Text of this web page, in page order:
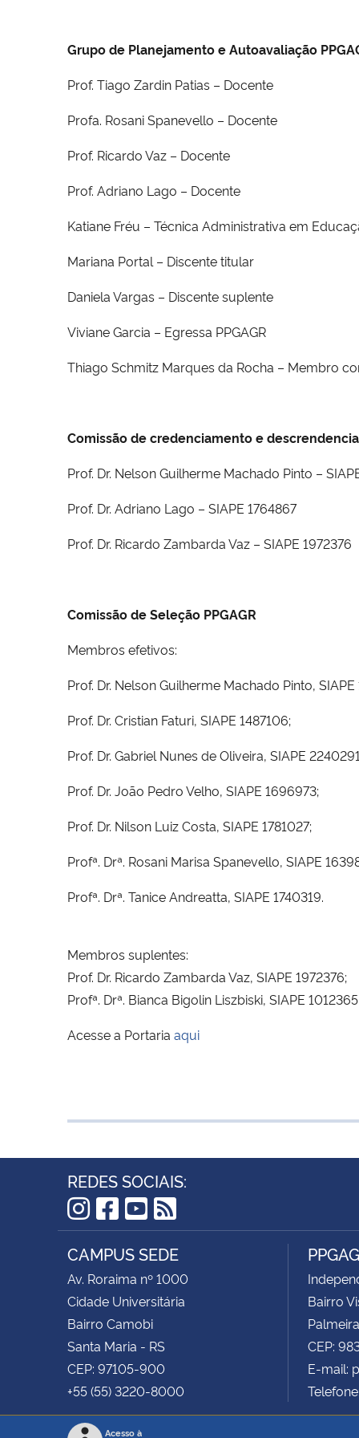
Grupo de Planejamento e Autoavaliação
Prof. Tiago Zardin Patias – Docente
Profa. Rosani Spanevello – Docente
Prof. Ricardo Vaz – Docente
Prof. Adriano Lago – Docente
Katiane Fréu – Técnica Administrativa em
Mariana Portal – Discente titular
Daniela Vargas – Discente suplente
Viviane Garcia – Egressa PPGAGR
Thiago Schmitz Marques da Rocha – Membro
Comissão de credenciamento e
Prof. Dr. Nelson Guilherme Machado Pinto –
Prof. Dr. Adriano Lago – SIAPE 1764867
Prof. Dr. Ricardo Zambarda Vaz – SIAPE 1972376
Comissão de Seleção PPGAGR
Membros efetivos:
Prof. Dr. Nelson Guilherme Machado Pinto,
Prof. Dr. Cristian Faturi, SIAPE 1487106;
Prof. Dr. Gabriel Nunes de Oliveira, SIAPE
Prof. Dr. João Pedro Velho, SIAPE 1696973;
Prof. Dr. Nilson Luiz Costa, SIAPE 1781027;
Profª. Drª. Rosani Marisa Spanevello, SIAPE
Profª. Drª. Tanice Andreatta, SIAPE 1740319.
Membros suplentes:
Prof. Dr. Ricardo Zambarda Vaz, SIAPE 1972376;
Profª. Drª. Bianca Bigolin Liszbiski, SIAPE 1012365
Acesse a Portaria aqui
REDES SOCIAIS:
Instagram
Facebook
YouTube
RSS
CAMPUS SEDE
Av. Roraima nº 1000
Cidade Universitária
Bairro Camobi
Santa Maria - RS
CEP: 97105-900
+55 (55) 3220-8000
Bairro
CEP:
E-mail:
Acesso à